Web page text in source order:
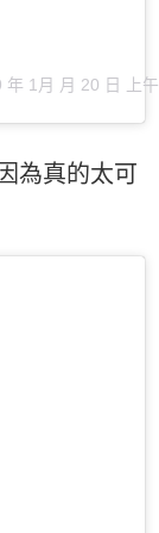
年 1月 月 20 日 上
為真的太可